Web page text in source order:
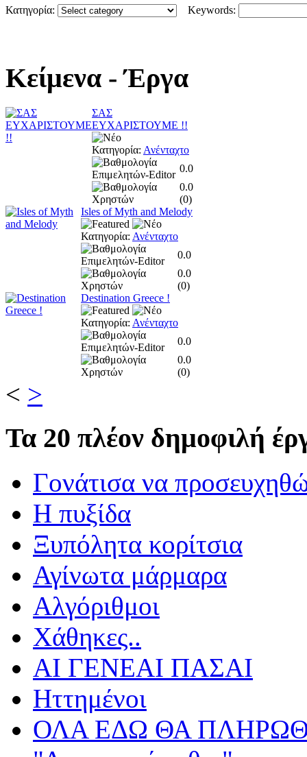
Κατηγορία: Keywords:
Κείμενα - Έργα
ΣΑΣ
ΕΥΧΑΡΙΣΤΟΥΜΕ !!
Κατηγορία: Ανένταχτο
0.0
0.0
(0)
Isles of Myth and Melody
Κατηγορία: Ανένταχτο
0.0
0.0
(0)
Destination Greece !
Κατηγορία: Ανένταχτο
0.0
0.0
(0)
< >
Τα 20 πλέον δημοφιλή
Γονάτισα να
Η πυξίδα
Ξυπόλητα κορίτσια
Αγίνωτα μάρμαρα
Αλγόριθμοι
Χάθηκες..
ΑΙ ΓΕΝΕΑΙ ΠΑΣΑΙ
Ηττημένοι
ΟΛΑ ΕΔΩ ΘΑ